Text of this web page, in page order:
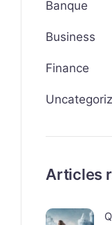
Banque
Business
Finance
Articles